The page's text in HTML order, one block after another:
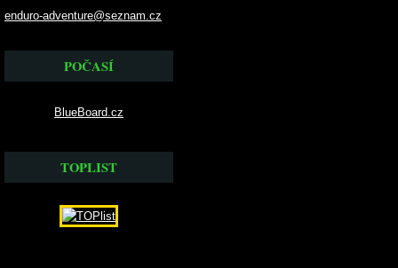
enduro-adventure@seznam.cz
POČASÍ
BlueBoard.cz
TOPLIST